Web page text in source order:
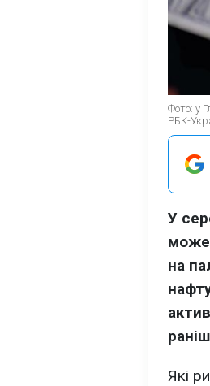
Фото: у
РБК-
У
може
на
Які